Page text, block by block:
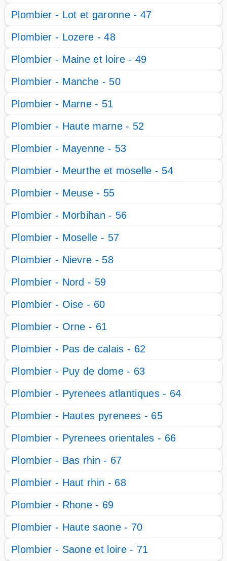
Plombier - Lot et garonne - 47
Plombier - Lozere - 48
Plombier - Maine et loire - 49
Plombier - Manche - 50
Plombier - Marne - 51
Plombier - Haute marne - 52
Plombier - Mayenne - 53
Plombier - Meurthe et moselle - 54
Plombier - Meuse - 55
Plombier - Morbihan - 56
Plombier - Moselle - 57
Plombier - Nievre - 58
Plombier - Nord - 59
Plombier - Oise - 60
Plombier - Orne - 61
Plombier - Pas de calais - 62
Plombier - Puy de dome - 63
Plombier - Pyrenees atlantiques - 64
Plombier - Hautes pyrenees - 65
Plombier - Pyrenees orientales - 66
Plombier - Bas rhin - 67
Plombier - Haut rhin - 68
Plombier - Rhone - 69
Plombier - Haute saone - 70
Plombier - Saone et loire - 71